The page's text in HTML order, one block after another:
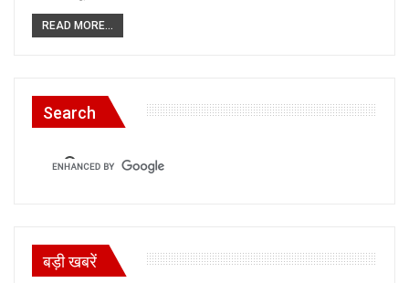
READ MORE...
Search
बड़ी खबरें